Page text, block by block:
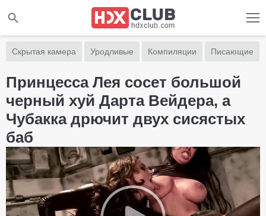
Скрытая камера Уродливые Компиляции Писающие
Принцесса Лея сосет большой
черный хуй Дарта Вейдера, а
Чубакка дрючит двух сисястых
баб